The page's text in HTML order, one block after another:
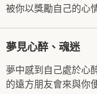
被你以獎勵自己的心
夢見心醉、魂迷
夢中感到自己處於
的遠方朋友會來與你